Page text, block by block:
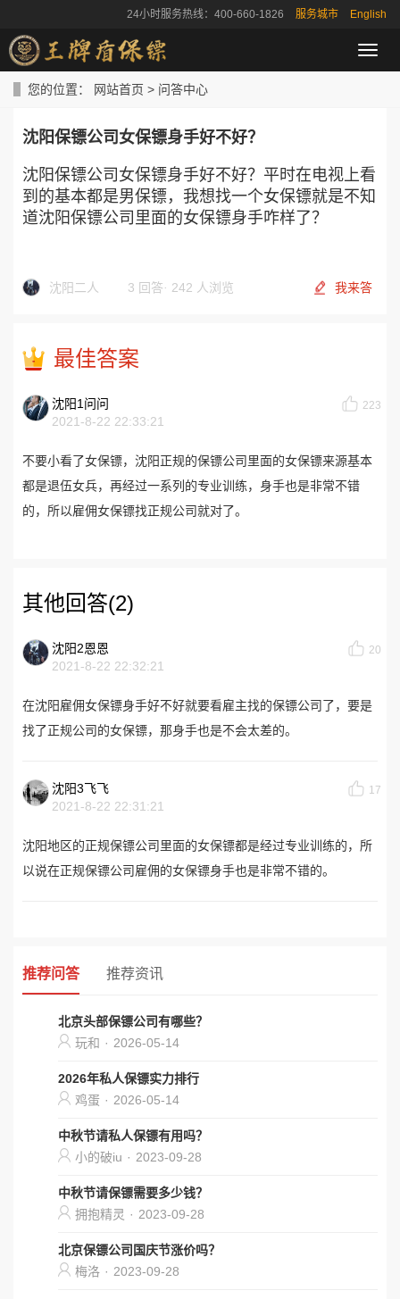
24小时服务热线：400-660-1826 服务城市 English
导
航
您的位置： 网站首页 > 问答中心
沈阳保镖公司女保镖身手好不好？
沈阳保镖公司女保镖身手好不好？平时在电视上看
到的基本都是男保镖，我想找一个女保镖就是不知
道沈阳保镖公司里面的女保镖身手咋样了？
沈阳二人 3 回答· 242 人浏览 我来答
最佳答案
沈阳1问问
2021-8-22 22:33:21
223
不要小看了女保镖，沈阳正规的保镖公司里面的女保镖来源基本
都是退伍女兵，再经过一系列的专业训练，身手也是非常不错
的，所以雇佣女保镖找正规公司就对了。
其他回答(2)
沈阳2恩恩
2021-8-22 22:32:21
20
在沈阳雇佣女保镖身手好不好就要看雇主找的保镖公司了，要是
找了正规公司的女保镖，那身手也是不会太差的。
沈阳3飞飞
2021-8-22 22:31:21
17
沈阳地区的正规保镖公司里面的女保镖都是经过专业训练的，所
以说在正规保镖公司雇佣的女保镖身手也是非常不错的。
推荐问答 推荐资讯
北京头部保镖公司有哪些？
玩和 · 2026-05-14
2026年私人保镖实力排行
鸡蛋 · 2026-05-14
中秋节请私人保镖有用吗？
小的破iu · 2023-09-28
中秋节请保镖需要多少钱？
拥抱精灵 · 2023-09-28
北京保镖公司国庆节涨价吗？
梅洛 · 2023-09-28